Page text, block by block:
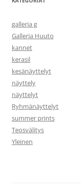
galleria g
Galleria Huuto
kannet
kerasil
kesänäyttelyt
näyttely
näyttelyt
Ryhmänäyttelyt
summer prints
Teosvälitys
Yleinen